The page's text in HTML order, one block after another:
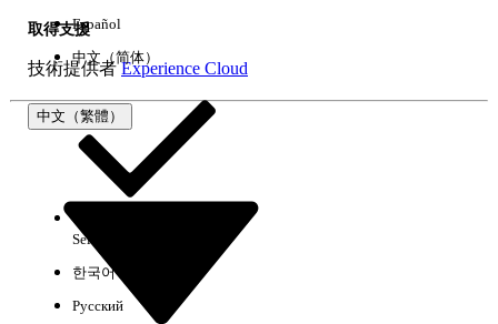
取得支援
技術提供者Experience Cloud
中文（繁體）
Español
中文（简体）
Select Org
한국어
Русский